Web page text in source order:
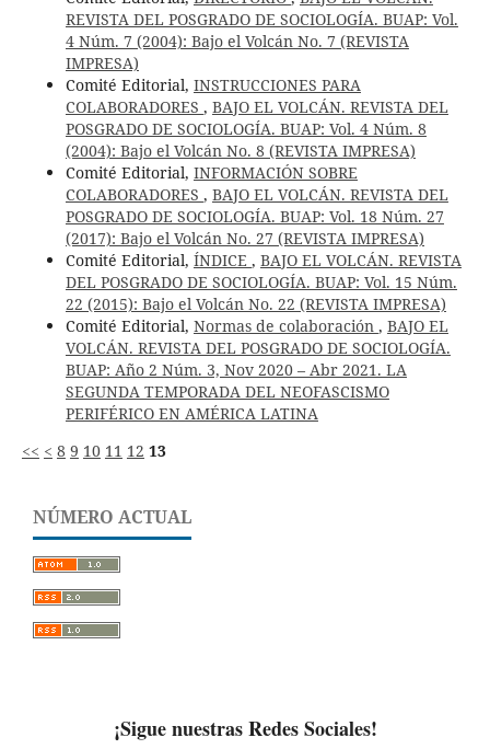
REVISTA DEL POSGRADO DE SOCIOLOGÍA. BUAP: Vol.
4 Núm. 7 (2004): Bajo el Volcán No. 7 (REVISTA
IMPRESA)
Comité Editorial, INSTRUCCIONES PARA
COLABORADORES , BAJO EL VOLCÁN. REVISTA DEL
POSGRADO DE SOCIOLOGÍA. BUAP: Vol. 4 Núm. 8
(2004): Bajo el Volcán No. 8 (REVISTA IMPRESA)
Comité Editorial, INFORMACIÓN SOBRE
COLABORADORES , BAJO EL VOLCÁN. REVISTA DEL
POSGRADO DE SOCIOLOGÍA. BUAP: Vol. 18 Núm. 27
(2017): Bajo el Volcán No. 27 (REVISTA IMPRESA)
Comité Editorial, ÍNDICE , BAJO EL VOLCÁN. REVISTA
DEL POSGRADO DE SOCIOLOGÍA. BUAP: Vol. 15 Núm.
22 (2015): Bajo el Volcán No. 22 (REVISTA IMPRESA)
Comité Editorial, Normas de colaboración , BAJO EL
VOLCÁN. REVISTA DEL POSGRADO DE SOCIOLOGÍA.
BUAP: Año 2 Núm. 3, Nov 2020 – Abr 2021. LA
SEGUNDA TEMPORADA DEL NEOFASCISMO
PERIFÉRICO EN AMÉRICA LATINA
<< < 8 9 10 11 12 13
NÚMERO ACTUAL
¡Sigue nuestras Redes Sociales!